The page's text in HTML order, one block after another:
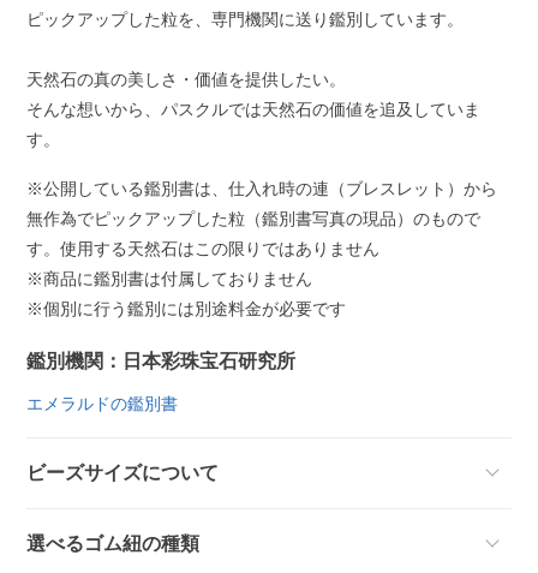
ピックアップした粒を、専門機関に送り鑑別しています。
天然石の真の美しさ・価値を提供したい。
そんな想いから、パスクルでは天然石の価値を追及していま
す。
※公開している鑑別書は、仕入れ時の連（ブレスレット）から
無作為でピックアップした粒（鑑別書写真の現品）のもので
す。使用する天然石はこの限りではありません
※商品に鑑別書は付属しておりません
※個別に行う鑑別には別途料金が必要です
鑑別機関：日本彩珠宝石研究所
エメラルドの鑑別書
ビーズサイズについて
選べるゴム紐の種類